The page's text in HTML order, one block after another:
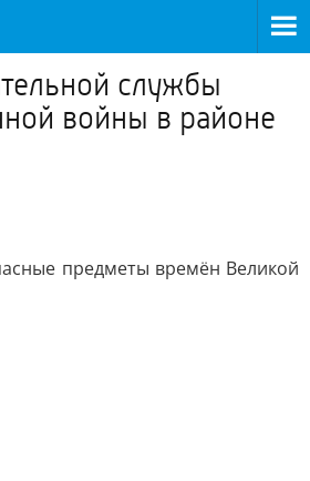
службы
войны в районе
предметы времён Великой